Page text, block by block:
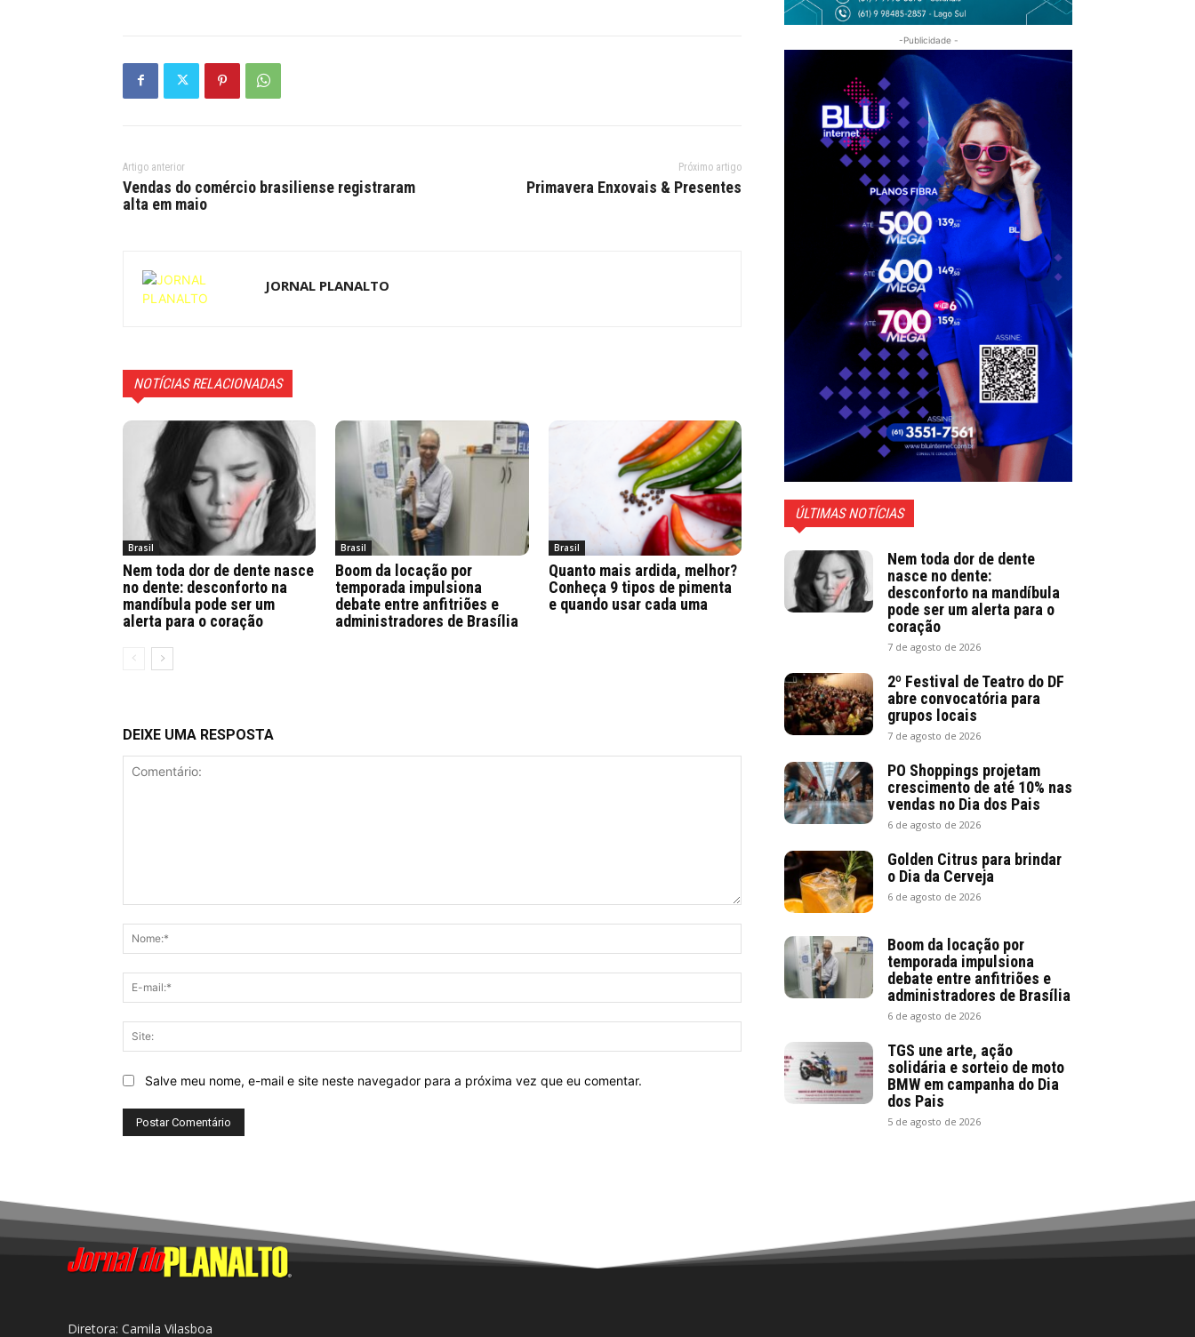
Artigo anterior
Vendas do comércio brasiliense registraram
alta em maio
Próximo artigo
Primavera Enxovais & Presentes
JORNAL PLANALTO
NOTÍCIAS RELACIONADAS
Brasil
Nem toda dor de dente nasce
no dente: desconforto na
mandíbula pode ser um
alerta para o coração
Brasil
Boom da locação por
temporada impulsiona
debate entre anfitriões e
administradores de Brasília
Brasil
Quanto mais ardida, melhor?
Conheça 9 tipos de pimenta
e quando usar cada uma
DEIXE UMA RESPOSTA
mail:*
Salve meu nome, e-mail e site neste navegador para a próxima vez que eu comentar.
-Publicidade -
ÚLTIMAS NOTÍCIAS
Nem toda dor de dente
nasce no dente:
desconforto na mandíbula
pode ser um alerta para o
coração
7 de agosto de 2026
2º Festival de Teatro do DF
abre convocatória para
grupos locais
7 de agosto de 2026
PO Shoppings projetam
crescimento de até 10% nas
vendas no Dia dos Pais
6 de agosto de 2026
Golden Citrus para brindar
o Dia da Cerveja
6 de agosto de 2026
Boom da locação por
temporada impulsiona
debate entre anfitriões e
administradores de Brasília
6 de agosto de 2026
TGS une arte, ação
solidária e sorteio de moto
BMW em campanha do Dia
dos Pais
5 de agosto de 2026
Diretora: Camila Vilasboa